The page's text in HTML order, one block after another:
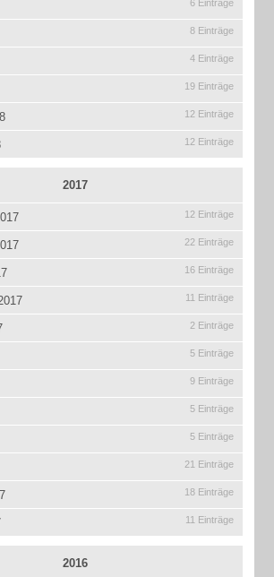
6 Einträge
8 Einträge
4 Einträge
19 Einträge
12 Einträge
12 Einträge
2017
12 Einträge
22 Einträge
16 Einträge
11 Einträge
2 Einträge
5 Einträge
9 Einträge
5 Einträge
5 Einträge
21 Einträge
18 Einträge
11 Einträge
2016